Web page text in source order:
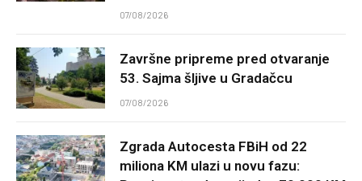
07/08/2026
Završne pripreme pred otvaranje
53. Sajma šljive u Gradačcu
07/08/2026
Zgrada Autocesta FBiH od 22
miliona KM ulazi u novu fazu: